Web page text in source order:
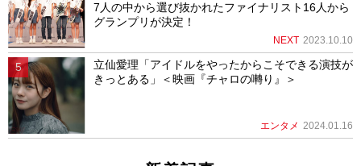
7人の中から選び抜かれたファイナリスト16人から
グランプリが決定！
NEXT 2023.10.10
立仙愛理「アイドルをやったからこそできる演技が
きっとある」＜映画『チャロの囀り』＞
エンタメ 2024.01.16